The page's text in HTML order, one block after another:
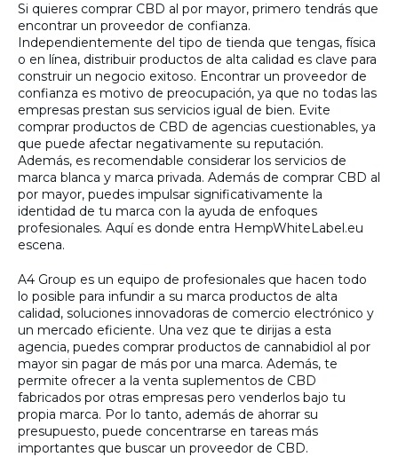
Si quieres comprar CBD al por mayor, primero tendrás que
encontrar un proveedor de confianza.
Independientemente del tipo de tienda que tengas, física
o en línea, distribuir productos de alta calidad es clave para
construir un negocio exitoso. Encontrar un proveedor de
confianza es motivo de preocupación, ya que no todas las
empresas prestan sus servicios igual de bien. Evite
comprar productos de CBD de agencias cuestionables, ya
que puede afectar negativamente su reputación.
Además, es recomendable considerar los servicios de
marca blanca y marca privada. Además de comprar CBD al
por mayor, puedes impulsar significativamente la
identidad de tu marca con la ayuda de enfoques
profesionales. Aquí es donde entra HempWhiteLabel.eu
escena.
A4 Group es un equipo de profesionales que hacen todo
lo posible para infundir a su marca productos de alta
calidad, soluciones innovadoras de comercio electrónico y
un mercado eficiente. Una vez que te dirijas a esta
agencia, puedes comprar productos de cannabidiol al por
mayor sin pagar de más por una marca. Además, te
permite ofrecer a la venta suplementos de CBD
fabricados por otras empresas pero venderlos bajo tu
propia marca. Por lo tanto, además de ahorrar su
presupuesto, puede concentrarse en tareas más
importantes que buscar un proveedor de CBD.